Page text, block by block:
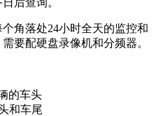
后查询。
角落处24小时全天的监控和
要配硬盘录像机和分频器。
的车头
和车尾